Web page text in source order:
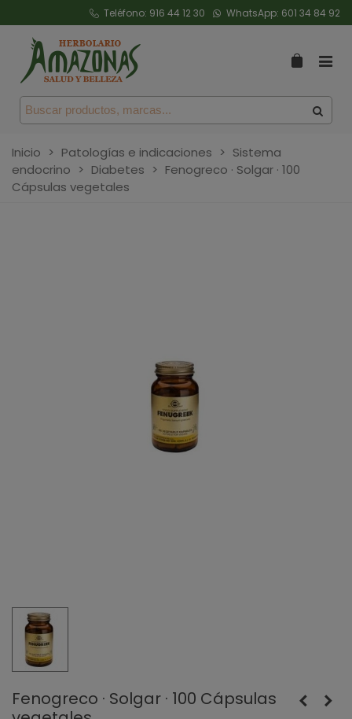
Teléfono: 916 44 12 30 WhatsApp: 601 34 84 92
Inicio > Patologías e indicaciones > Sistema
endocrino > Diabetes > Fenogreco · Solgar · 100
Cápsulas vegetales
Fenogreco · Solgar · 100 Cápsulas